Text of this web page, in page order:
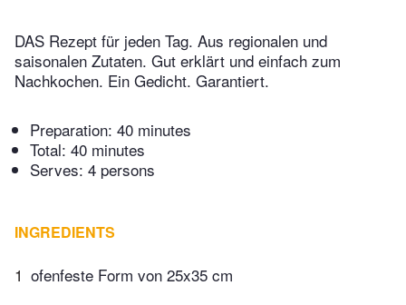
DAS Rezept für jeden Tag. Aus regionalen und
saisonalen Zutaten. Gut erklärt und einfach zum
Nachkochen. Ein Gedicht. Garantiert.
Preparation: 40 minutes
Total: 40 minutes
Serves: 4 persons
INGREDIENTS
1 ofenfeste Form von 25x35 cm